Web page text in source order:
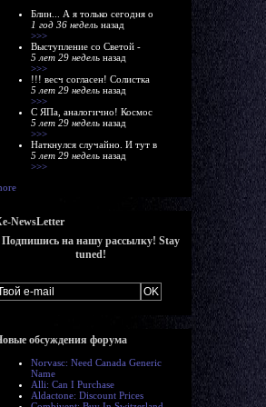
Блин... А я только сегодня о
1 год 36 недель назад
>>>
Выступление со Светой -
5 лет 29 недель назад
>>>
!!! весч согласен! Солистка
5 лет 29 недель назад
>>>
С ЯПа, аналогично! Космос
5 лет 29 недель назад
>>>
Наткнулся случайно. И тут в
5 лет 29 недель назад
>>>
NewsLetter
Подпишись на нашу рассылку! Stay
tuned!
обсуждения форума
Norvasc: Need Canada Generic
Name
Alli: Can I Purchase
Aldactone: Discount Prices